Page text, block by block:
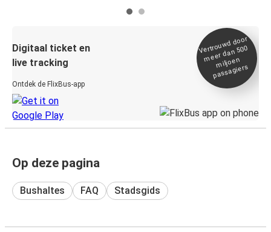
Digitaal ticket en
live tracking
Ontdek de FlixBus-app
Vertrou
wd door
meer dan 500
miljoen
passagiers
Op deze pagina
Bushaltes FAQ Stadsgids